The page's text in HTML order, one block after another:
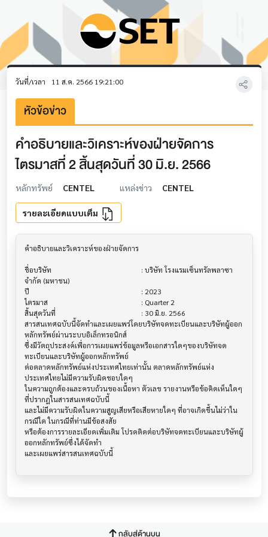
วันที่/เวลา 11 ส.ค. 2566 19:21:00
หัวข้อข่าว
คำอธิบายและวิเคราะห์ของฝ่ายจัดการ
ไตรมาสที่ 2 สิ้นสุดวันที่ 30 มิ.ย. 2566
หลักทรัพย์ CENTEL แหล่งข่าว CENTEL
รายละเอียดแบบเต็ม
คำอธิบายและวิเคราะห์ของฝ่ายจัดการ
ชื่อบริษัท                               			 : บริษัท โรงแรมเซ็นทรัลพลาซา
จำกัด (มหาชน)
ปี                                     			 : 2023
ไตรมาส                                			 : Quarter 2
สิ้นสุดวันที่                              			 : 30 มิ.ย. 2566
สารสนเทศฉบับนี้จัดทำและเผยแพร่โดยบริษัทจดทะเบียนและบริษัทผู้ออก
หลักทรัพย์ผ่านระบบอิเล็กทรอนิกส์
ซึ่งมีวัตถุประสงค์เพื่อการเผยแพร่ข้อมูลหรือเอกสารใดๆของบริษัทจด
ทะเบียนและบริษัทผู้ออกหลักทรัพย์
ต่อตลาดหลักทรัพย์แห่งประเทศไทยเท่านั้น ตลาดหลักทรัพย์แห่ง
ประเทศไทยไม่มีความรับผิดชอบใดๆ
ในความถูกต้องและครบถ้วนของเนื้อหา ตัวเลข รายงานหรือข้อคิดเห็นใดๆ
ที่ปรากฎในสารสนเทศฉบับนี้
และไม่มีความรับผิดในความสูญเสียหรือเสียหายใดๆ ที่อาจเกิดขึ้นไม่ว่าใน
กรณีใด ในกรณีที่ท่านมีข้อสงสัย
หรือต้องการรายละเอียดเพิ่มเติม โปรดติดต่อบริษัทจดทะเบียนและบริษัทผู้
ออกหลักทรัพย์ซึ่งได้จัดทำ
และเผยแพร่สารสนเทศฉบับนี้
กลับสู่ด้านบน